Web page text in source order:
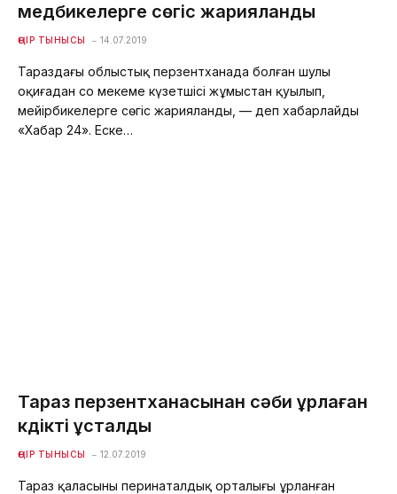
медбикелерге сөгіс жарияланды
ӨҢІР ТЫНЫСЫ 14.07.2019
Тараздағы облыстық перзентханада болған шулы
оқиғадан соң мекеме күзетшісі жұмыстан қуылып,
мейірбикелерге сөгіс жарияланды, — деп хабарлайды
«Хабар 24». Еске…
Тараз перзентханасынан сәби ұрлаған
күдікті ұсталды
ӨҢІР ТЫНЫСЫ 12.07.2019
Тараз қаласының перинаталдық орталығы ұрланған